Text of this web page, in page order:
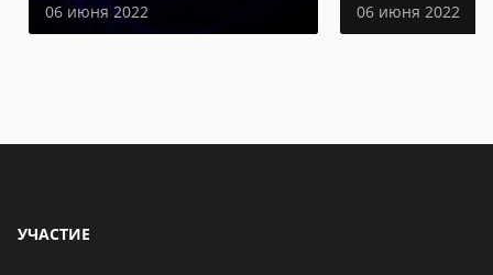
06 июня 2022 06 июня 2022
УЧАСТИЕ